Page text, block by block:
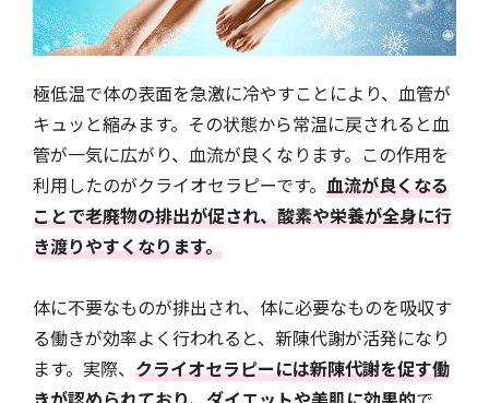
極低温で体の表面を急激に冷やすことにより、血管が
キュッと縮みます。その状態から常温に戻されると血
管が一気に広がり、血流が良くなります。この作用を
利用したのがクライオセラピーです。 血流が良くなる
ことで老廃物の排出が促され、酸素や栄養が全身に行
き渡りやすくなります。
体に不要なものが排出され、体に必要なものを吸収す
る働きが効率よく行われると、新陳代謝が活発になり
ます。実際、 クライオセラピーには新陳代謝を促す働